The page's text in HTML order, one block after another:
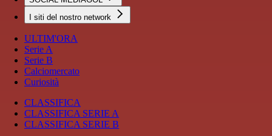
I siti del nostro network
ULTIM'ORA
Serie A
Serie B
Calciomercato
Curiosità
CLASSIFICA
CLASSIFICA SERIE A
CLASSIFICA SERIE B